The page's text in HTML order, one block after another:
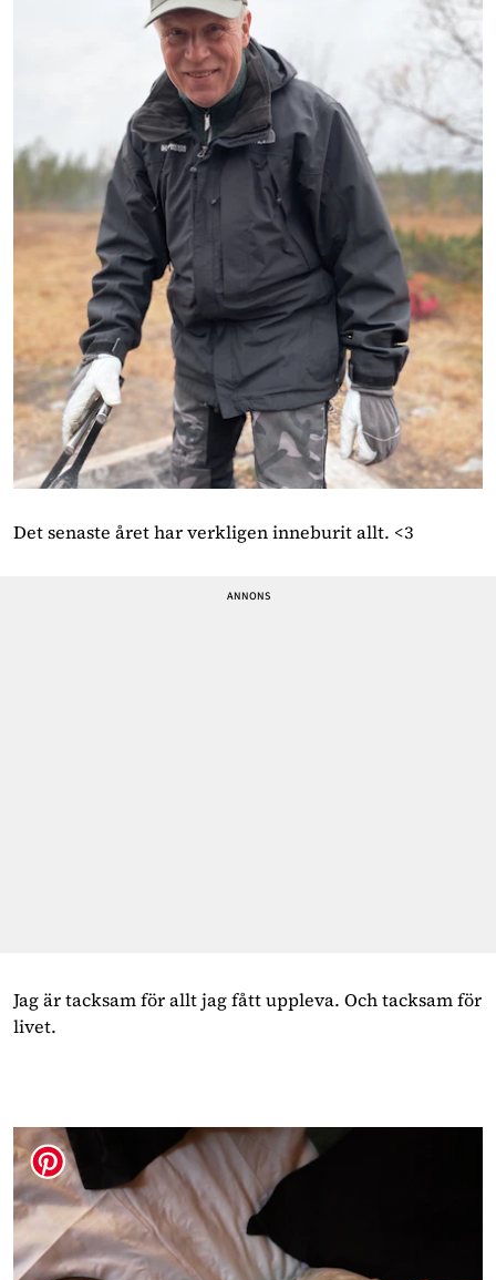
Det senaste året har verkligen inneburit allt. <3
Jag är tacksam för allt jag fått uppleva. Och tacksam för
livet.